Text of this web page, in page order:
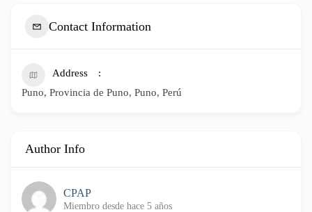
Contact Information
Address
Puno, Provincia de Puno, Puno, Perú
Author Info
CPAP
Miembro desde hace 5 años